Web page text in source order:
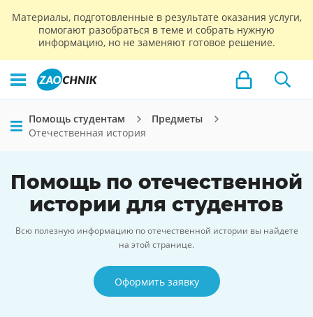
Материалы, подготовленные в результате оказания услуги,
помогают разобраться в теме и собрать нужную
информацию, но не заменяют готовое решение.
Помощь студентам
Предметы
Отечественная история
Помощь по отечественной
истории для студентов
Всю полезную информацию по отечественной истории вы найдете
на этой странице.
Оформить заявку